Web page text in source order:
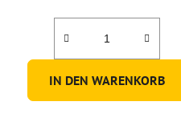
IN DEN WARENKORB